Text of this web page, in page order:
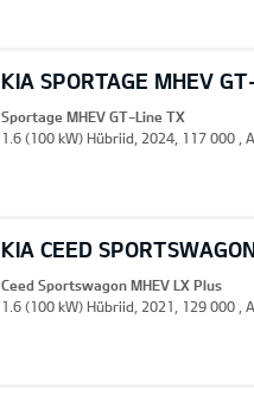
KIA SPORTAGE MHEV
Sportage MHEV GT-Line TX
1.6 (100 kW) Hübriid, 2024, 117 000 ,
KIA CEED
Ceed Sportswagon MHEV LX Plus
1.6 (100 kW) Hübriid, 2021, 129 000 ,